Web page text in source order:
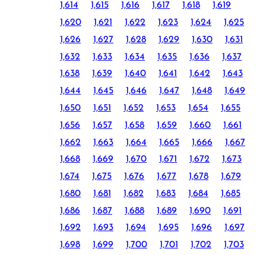
1,614
1,615 1,616 1,617 1,618
1,619
1,620
1,621 1,622 1,623 1,624
1,625
1,626
1,627 1,628 1,629 1,630
1,631
1,632
1,633 1,634 1,635 1,636
1,637
1,638
1,639 1,640 1,641 1,642
1,643
1,644
1,645 1,646 1,647 1,648
1,649
1,650
1,651 1,652 1,653 1,654
1,655
1,656
1,657 1,658 1,659 1,660
1,661
1,662
1,663 1,664 1,665 1,666
1,667
1,668
1,669 1,670 1,671 1,672
1,673
1,674
1,675 1,676 1,677 1,678
1,679
1,680
1,681 1,682 1,683 1,684
1,685
1,686
1,687 1,688 1,689 1,690
1,691
1,692
1,693 1,694 1,695 1,696
1,697
1,698
1,699 1,700 1,701 1,702
1,703